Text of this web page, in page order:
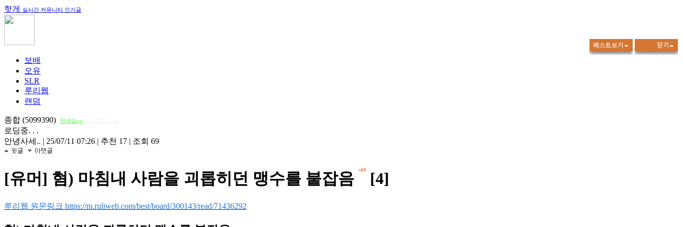
핫게 실시간 커뮤니티 인기글
보배
오유
SLR
루리웹
랜덤
종합 (5099390) 썸네일on
로딩중. . .
안녕사세.. | 25/07/11 07:26 | 추천 17 | 조회 69
[유머] 혐) 마침내 사람을 괴롭히던 맹수를 붙잡음 +69 [4]
루리웹 원문링크 https://m.ruliweb.com/best/board/300143/read/71436292